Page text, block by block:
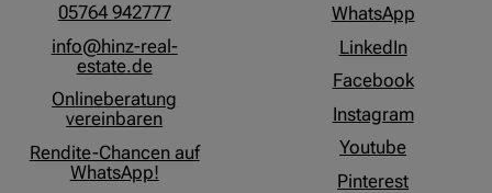
05764 942777
info@hinz-real-
estate.de
Onlineberatung
vereinbaren
Rendite-Chancen auf
WhatsApp!
WhatsApp
LinkedIn
Facebook
Instagram
Youtube
Pinterest